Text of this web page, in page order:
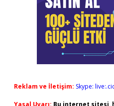
Reklam ve İletişim: Skype:
Yasal Uyarı: Bu internet sitesi,